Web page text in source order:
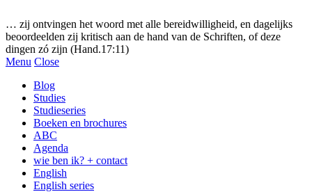
… zij ontvingen het woord met alle bereidwilligheid, en dagelijks
beoordeelden zij kritisch aan de hand van de Schriften, of deze
dingen zó zijn (Hand.17:11)
Menu Close
Blog
Studies
Studieseries
Boeken en brochures
ABC
Agenda
wie ben ik? + contact
English
English series